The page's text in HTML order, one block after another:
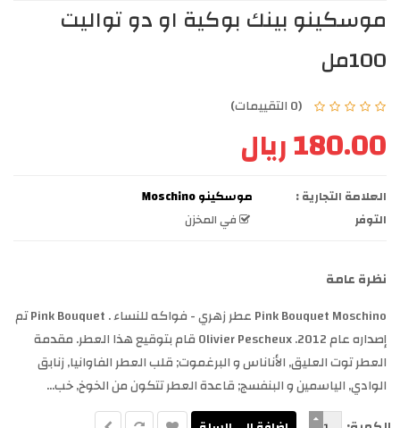
موسكينو بينك بوكية او دو تواليت
100مل
(0 التقييمات)
180.00 ريال
العلامة التجارية :
موسكينو Moschino
التوفر
في المخزن
نظرة عامة
Pink Bouquet Moschino عطر زهري - فواكه للنساء . Pink Bouquet تم
إصداره عام 2012. Olivier Pescheux قام بتوقيع هذا العطر. مقدمة
العطر توت العليق, الأناناس و البرغموت; قلب العطر الفاوانيا, زنابق
الوادي, الياسمين و البنفسج; قاعدة العطر تتكون من الخوخ, خب...